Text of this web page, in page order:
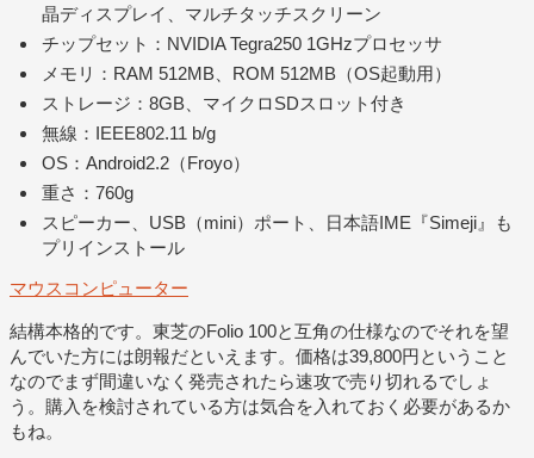
晶ディスプレイ、マルチタッチスクリーン
チップセット：NVIDIA Tegra250 1GHzプロセッサ
メモリ：RAM 512MB、ROM 512MB（OS起動用）
ストレージ：8GB、マイクロSDスロット付き
無線：IEEE802.11 b/g
OS：Android2.2（Froyo）
重さ：760g
スピーカー、USB（mini）ポート、日本語IME『Simeji』も
プリインストール
マウスコンピューター
結構本格的です。東芝のFolio 100と互角の仕様なのでそれを望
んでいた方には朗報だといえます。価格は39,800円ということ
なのでまず間違いなく発売されたら速攻で売り切れるでしょ
う。購入を検討されている方は気合を入れておく必要があるか
もね。